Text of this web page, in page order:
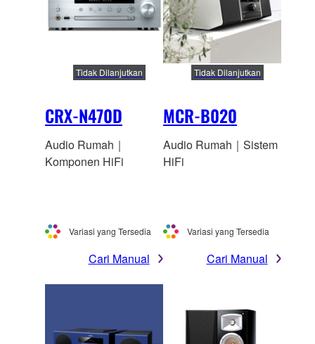
CRX-N470D
Tidak Dilanjutkan
Audio Rumah｜
Komponen HiFi
Variasi yang Tersedia
Cari Manual
MCR-B020
Tidak Dilanjutkan
Audio Rumah｜Sistem
HiFi
Variasi yang Tersedia
Cari Manual